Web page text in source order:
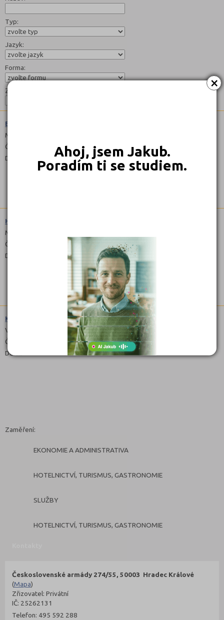
×
Ahoj, jsem Jakub.
Poradím ti se studiem.
Typ:
Jazyk:
Forma:
Zaměření:
Ekonomika a podnikání (6341M01)
Maturitní
Čeština
Denní
Hotelnictví (6542M01)
Maturitní
Čeština
Denní
Kadeřník (6951H01)
Výuční list
Čeština
Denní
Zaměření:
EKONOMIE A ADMINISTRATIVA
HOTELNICTVÍ, TURISMUS, GASTRONOMIE
SLUŽBY
HOTELNICTVÍ, TURISMUS, GASTRONOMIE
Československé armády 274/55, 50003 Hradec Králové
(Mapa)
Zřizovatel: Privátní
IČ: 25262131
Telefon: 495 592 288